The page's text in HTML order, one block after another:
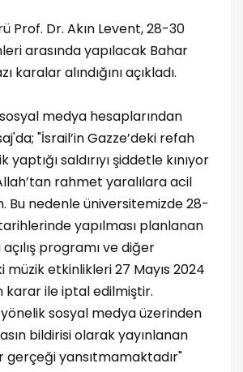
Prof. Dr. Akın Levent, 28-30
arasında yapılacak Bahar
karalar alındığını açıkladı.
medya hesaplarından
"İsrail’in Gazze’deki refah
yaptığı saldırıyı şiddetle kınıyor
rahmet yaralılara acil
Bu nedenle üniversitemizde 28-
yapılması planlanan
programı ve diğer
etkinlikleri 27 Mayıs 2024
karar ile iptal edilmiştir.
sosyal medya üzerinden
bildirisi olarak yayınlanan
gerçeği yansıtmamaktadır"